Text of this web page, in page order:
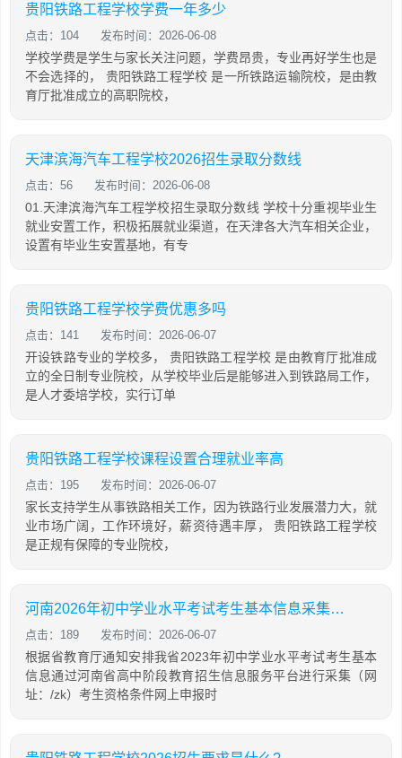
贵阳铁路工程学校学费一年多少
点击：104 发布时间：2026-06-08
学校学费是学生与家长关注问题，学费昂贵，专业再好学生也是
不会选择的， 贵阳铁路工程学校 是一所铁路运输院校，是由教
育厅批准成立的高职院校，
天津滨海汽车工程学校2026招生录取分数线
点击：56 发布时间：2026-06-08
01.天津滨海汽车工程学校招生录取分数线 学校十分重视毕业生
就业安置工作，积极拓展就业渠道，在天津各大汽车相关企业，
设置有毕业生安置基地，有专
贵阳铁路工程学校学费优惠多吗
点击：141 发布时间：2026-06-07
开设铁路专业的学校多， 贵阳铁路工程学校 是由教育厅批准成
立的全日制专业院校，从学校毕业后是能够进入到铁路局工作，
是人才委培学校，实行订单
贵阳铁路工程学校课程设置合理就业率高
点击：195 发布时间：2026-06-07
家长支持学生从事铁路相关工作，因为铁路行业发展潜力大，就
业市场广阔，工作环境好，薪资待遇丰厚， 贵阳铁路工程学校
是正规有保障的专业院校，
河南2026年初中学业水平考试考生基本信息采集通知
点击：189 发布时间：2026-06-07
根据省教育厅通知安排我省2023年初中学业水平考试考生基本
信息通过河南省高中阶段教育招生信息服务平台进行采集（网
址：/zk）考生资格条件网上申报时